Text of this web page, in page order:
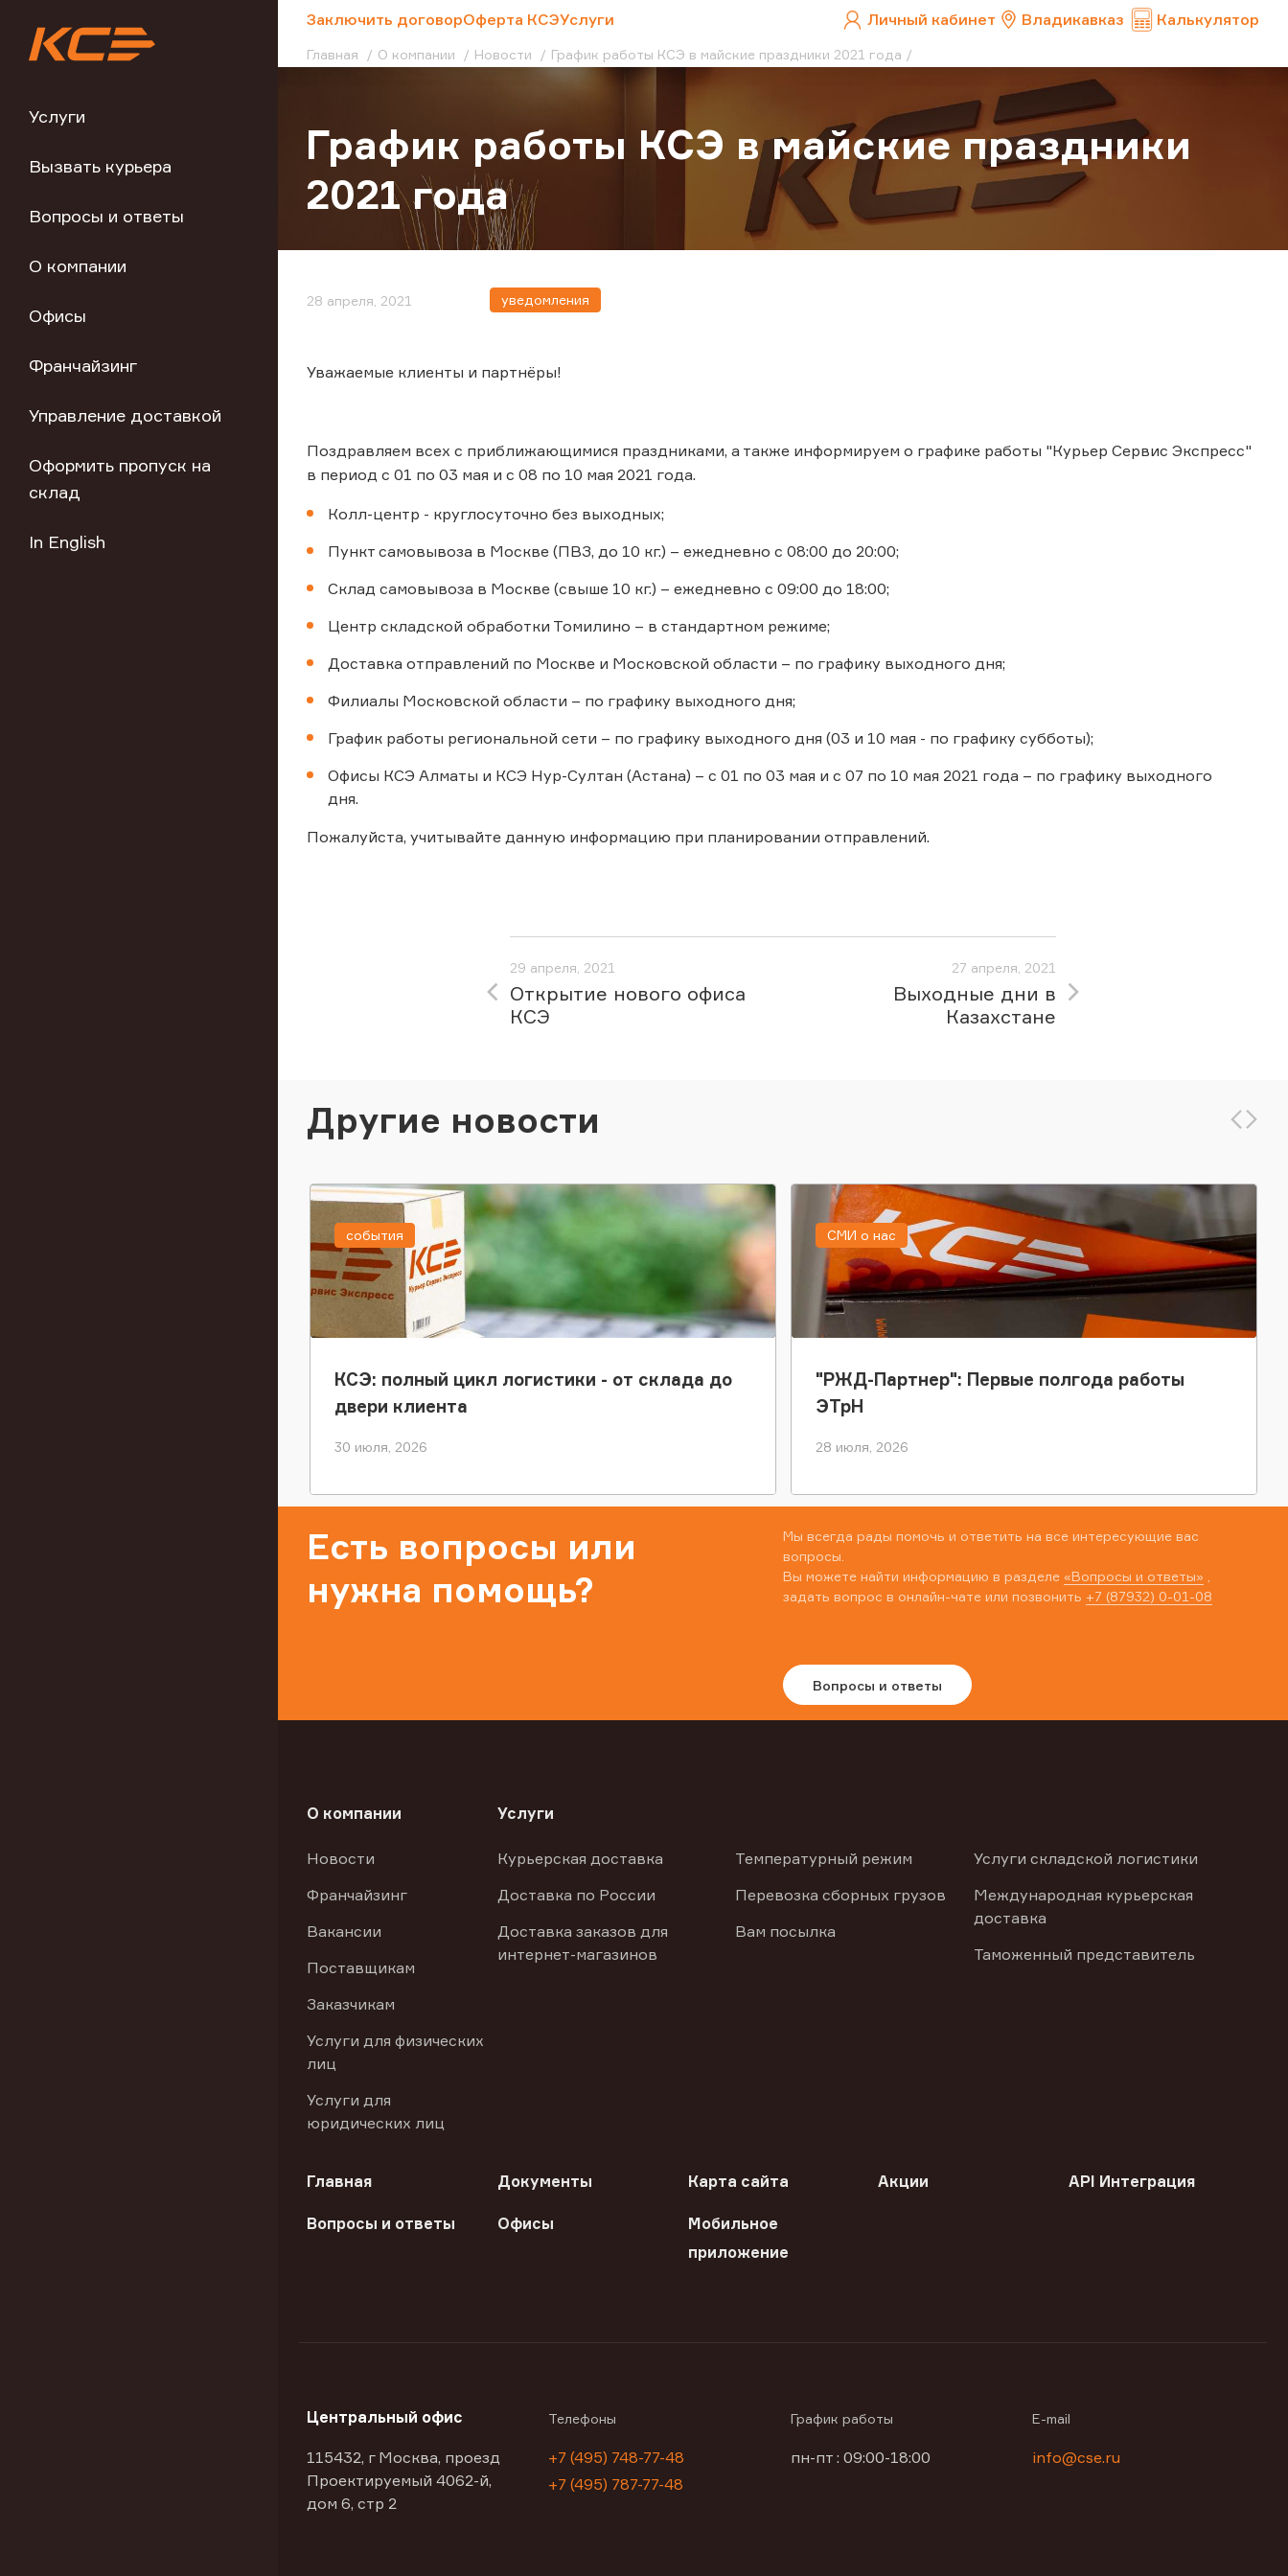
Услуги
Вызвать курьера
Вопросы и ответы
О компании
Офисы
Франчайзинг
Управление доставкой
Оформить пропуск на
склад
In English
Заключить договорОферта КСЭУслуги Личный кабинет Владикавказ Калькулятор
Главная О компании Новости График работы КСЭ в майские праздники 2021 года
График работы КСЭ в майские праздники
2021 года
28 апреля, 2021 уведомления
Уважаемые клиенты и партнёры!
Поздравляем всех с приближающимися праздниками, а также информируем о графике работы "Курьер Сервис Экспресс"
в период с 01 по 03 мая и с 08 по 10 мая 2021 года.
Колл-центр - круглосуточно без выходных;
Пункт самовывоза в Москве (ПВЗ, до 10 кг.) – ежедневно с 08:00 до 20:00;
Склад самовывоза в Москве (свыше 10 кг.) – ежедневно с 09:00 до 18:00;
Центр складской обработки Томилино – в стандартном режиме;
Доставка отправлений по Москве и Московской области – по графику выходного дня;
Филиалы Московской области – по графику выходного дня;
График работы региональной сети – по графику выходного дня (03 и 10 мая - по графику субботы);
Офисы КСЭ Алматы и КСЭ Нур-Султан (Астана) – с 01 по 03 мая и с 07 по 10 мая 2021 года – по графику выходного
дня.
Пожалуйста, учитывайте данную информацию при планировании отправлений.
29 апреля, 2021
Открытие нового офиса
КСЭ
27 апреля, 2021
Выходные дни в
Казахстане
Другие новости
КСЭ: полный цикл логистики - от склада до
двери клиента
30 июля, 2026
события
"РЖД-Партнер": Первые полгода работы
ЭТрН
28 июля, 2026
СМИ о нас
Есть вопросы или
нужна помощь?
Мы всегда рады помочь и ответить на все интересующие вас
вопросы.
Вы можете найти информацию в разделе «Вопросы и ответы»
задать вопрос в онлайн-чате или позвонить +7 (87932) 0-01-08
Вопросы и ответы
О компании
Новости
Франчайзинг
Вакансии
Поставщикам
Заказчикам
Услуги для физических
лиц
Услуги для
юридических лиц
Услуги
Курьерская доставка
Доставка по России
Доставка заказов для
интернет-магазинов
Температурный режим
Перевозка сборных грузов
Вам посылка
Услуги складской логистики
Международная курьерская
доставка
Таможенный представитель
Главная Документы Карта сайта Акции API Интеграция
Вопросы и ответы Офисы
Мобильное
приложение
Центральный офис
115432, г Москва, проезд
Проектируемый 4062-й,
дом 6, стр 2
Телефоны
+7 (495) 748-77-48
+7 (495) 787-77-48
График работы
пн-пт : 09:00-18:00
E-mail
info@cse.ru